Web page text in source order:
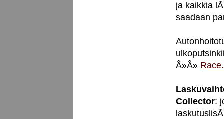
ja kaikkia
saadaan
Â»Â»
Collector: